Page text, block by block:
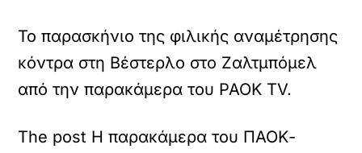
Το παρασκήνιο της φιλικής αναμέτρησης
κόντρα στη Βέστερλο στο Ζαλτμπόμελ
από την παρακάμερα του PAOK TV.
The post Η παρακάμερα του ΠΑΟΚ-